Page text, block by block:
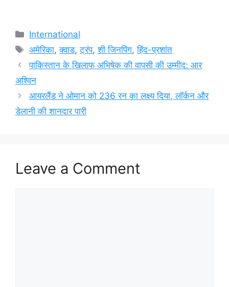
Categories
International
Tags
अमेरिका,क्वाड,ट्रंप,शी जिनपिंग,हिंद-प्रशांत
पाकिस्तान के खिलाफ अभिषेक की वापसी की उम्मीद: आर
अश्विन
आयरलैंड ने ओमान को 236 रन का लक्ष्य दिया, लॉर्कन और
डेलानी की शानदार पारी
Leave a Comment